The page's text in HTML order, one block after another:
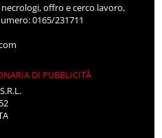
offro e cerco lavoro,
0165/231711
DI PUBBLICITÀ